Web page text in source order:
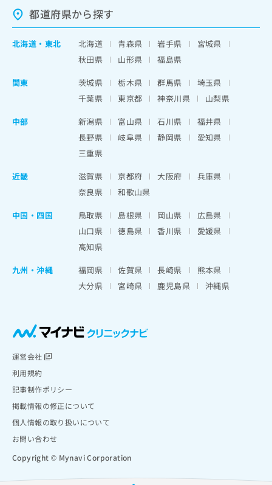
都道府県から探す
北海道 ・ 東北 北海道 青森県 岩手県
宮城県
秋田県
山形県
福島県
関東
茨城県 栃木県 群馬県
埼玉県
千葉県
東京都 神奈川県
山梨県
中部
新潟県 富山県 石川県
福井県
長野県
岐阜県 静岡県
愛知県
三重県
近畿
滋賀県 京都府 大阪府
兵庫県
奈良県
和歌山県
中国・四国
鳥取県 島根県 岡山県
広島県
山口県
徳島県 香川県
愛媛県
高知県
九州・沖縄
福岡県 佐賀県 長崎県
熊本県
大分県
宮崎県 鹿児島県 沖縄県
運営会社
利用規約
記事制作ポリシー
掲載情報の修正について
個人情報の取り扱いについて
お問い合わせ
Copyright © Mynavi Corporation